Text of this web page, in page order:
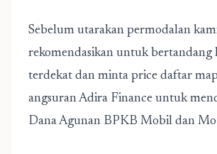
Sebelum utarakan permodalan
rekomendasikan untuk bertandang
terdekat dan minta price daftar
angsuran Adira Finance untuk
Dana Agunan BPKB Mobil dan